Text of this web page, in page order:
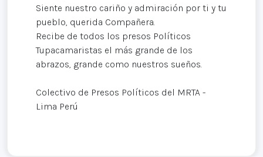
Siente nuestro cariño y admiración por ti y tu
pueblo, querida Compañera.
Recibe de todos los presos Políticos
Tupacamaristas el más grande de los
abrazos, grande como nuestros sueños.
Colectivo de Presos Políticos del MRTA -
Lima Perú